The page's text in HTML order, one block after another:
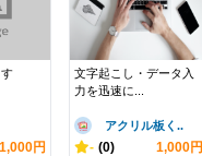
円
文字起こし・データ入
力を迅速に...
アクリル板く..
- (0) 1,000円